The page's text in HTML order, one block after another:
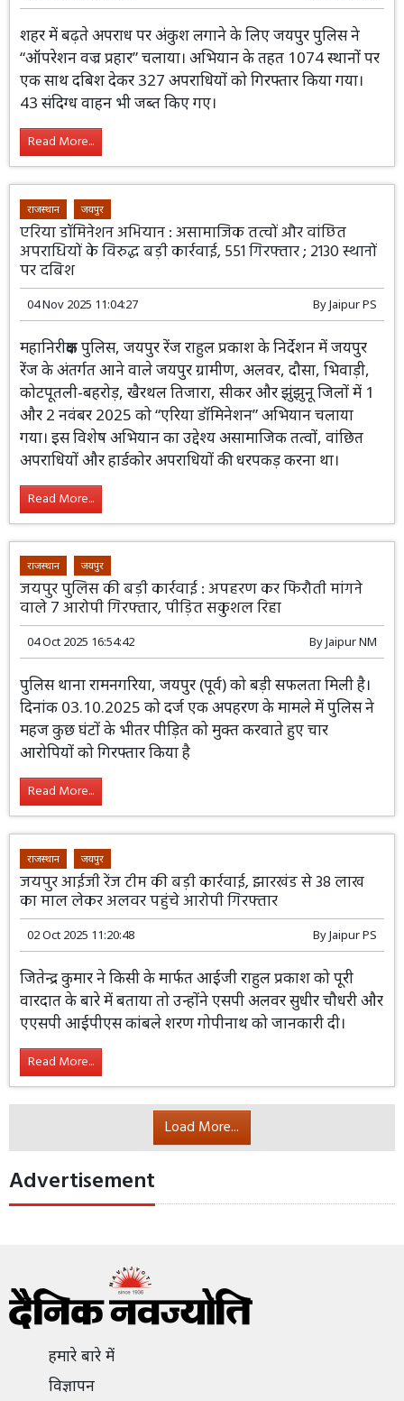
07 Dec 2025 12:47:43 ByJaipur NM
शहर में बढ़ते अपराध पर अंकुश लगाने के लिए जयपुर पुलिस ने
“ऑपरेशन वज्र प्रहार” चलाया। अभियान के तहत 1074 स्थानों पर
एक साथ दबिश देकर 327 अपराधियों को गिरफ्तार किया गया।
43 संदिग्ध वाहन भी जब्त किए गए।
Read More...
राजस्थान जयपुर
एरिया डॉमिनेशन अभियान : असामाजिक तत्वों और वांछित
अपराधियों के विरुद्ध बड़ी कार्रवाई, 551 गिरफ्तार ; 2130 स्थानों
पर दबिश
04 Nov 2025 11:04:27 ByJaipur PS
महानिरीक्षक पुलिस, जयपुर रेंज राहुल प्रकाश के निर्देशन में जयपुर
रेंज के अंतर्गत आने वाले जयपुर ग्रामीण, अलवर, दौसा, भिवाड़ी,
कोटपूतली-बहरोड़, खैरथल तिजारा, सीकर और झुंझुनू जिलों में 1
और 2 नवंबर 2025 को “एरिया डॉमिनेशन” अभियान चलाया
गया। इस विशेष अभियान का उद्देश्य असामाजिक तत्वों, वांछित
अपराधियों और हार्डकोर अपराधियों की धरपकड़ करना था।
Read More...
राजस्थान जयपुर
जयपुर पुलिस की बड़ी कार्रवाई : अपहरण कर फिरौती मांगने
वाले 7 आरोपी गिरफ्तार, पीड़ित सकुशल रिहा
04 Oct 2025 16:54:42 ByJaipur NM
पुलिस थाना रामनगरिया, जयपुर (पूर्व) को बड़ी सफलता मिली है।
दिनांक 03.10.2025 को दर्ज एक अपहरण के मामले में पुलिस ने
महज कुछ घंटों के भीतर पीड़ित को मुक्त करवाते हुए चार
आरोपियों को गिरफ्तार किया है
Read More...
राजस्थान जयपुर
जयपुर आईजी रेंज टीम की बड़ी कार्रवाई, झारखंड से 38 लाख
का माल लेकर अलवर पहुंचे आरोपी गिरफ्तार
02 Oct 2025 11:20:48 ByJaipur PS
जितेन्द्र कुमार ने किसी के मार्फत आईजी राहुल प्रकाश को पूरी
वारदात के बारे में बताया तो उन्होंने एसपी अलवर सुधीर चौधरी और
एएसपी आईपीएस कांबले शरण गोपीनाथ को जानकारी दी।
Read More...
Load More...
Advertisement
हमारे बारे में